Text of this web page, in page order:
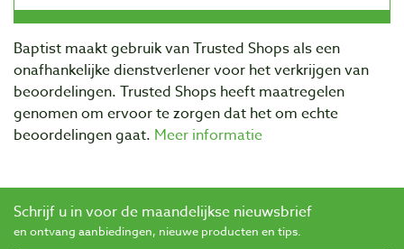
Baptist maakt gebruik van Trusted Shops als een
onafhankelijke dienstverlener voor het verkrijgen van
beoordelingen. Trusted Shops heeft maatregelen
genomen om ervoor te zorgen dat het om echte
beoordelingen gaat. Meer informatie
Schrijf u in voor de maandelijkse nieuwsbrief
en ontvang aanbiedingen, nieuwe producten en tips.